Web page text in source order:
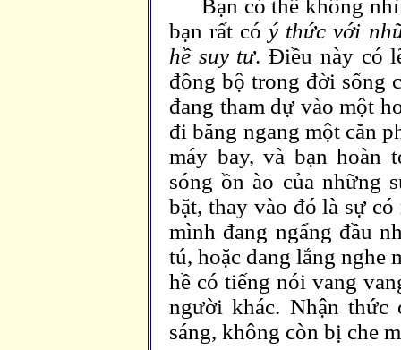
Bạn có thể không
bạn rất cóý thức với
hề suy tư. Điều này có
đồng bộ trong đời sống
đang tham dự vào một
đi băng ngang một căn
máy bay, và bạn hoàn
sóng ồn ào của những
bặt, thay vào đó là sự
mình đang ngẩng đầu
tú, hoặc đang lắng nghe
hề có tiếng nói vang
người khác. Nhận thức
sáng, không còn bị che